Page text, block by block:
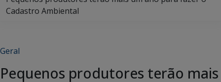
Cadastro Ambiental
Geral
Pequenos produtores terão mais